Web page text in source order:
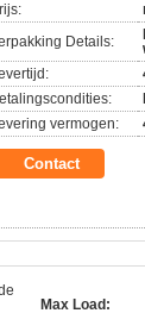
Details:
vermogen:
Contact
Max Load: